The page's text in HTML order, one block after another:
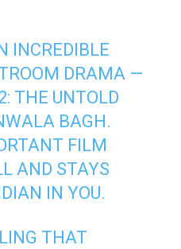
INCREDIBLE
DRAMA —
THE UNTOLD
BAGH.
FILM
AND STAYS
IN YOU.
THAT